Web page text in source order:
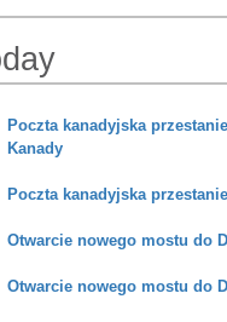
Poczta kanadyjska
Kanady
Poczta kanadyjska
Otwarcie nowego mostu do
Otwarcie nowego mostu do